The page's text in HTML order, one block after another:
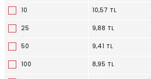
10 10,57 TL
25 9,88 TL
50 9,41 TL
100 8,95 TL